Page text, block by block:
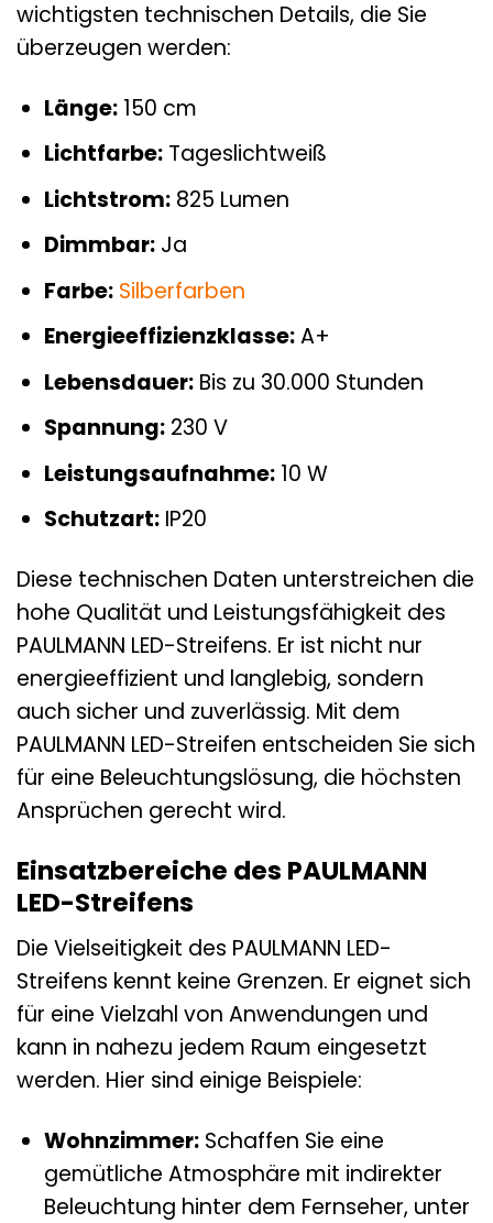
wichtigsten technischen Details, die Sie
überzeugen werden:
Länge:150 cm
Lichtfarbe:Tageslichtweiß
Lichtstrom:825 Lumen
Dimmbar:Ja
Farbe: Silberfarben
Energieeffizienzklasse:A+
Lebensdauer:Bis zu 30.000 Stunden
Spannung:230 V
Leistungsaufnahme:10 W
Schutzart:IP20
Diese technischen Daten unterstreichen die
hohe Qualität und Leistungsfähigkeit des
PAULMANN LED-Streifens. Er ist nicht nur
energieeffizient und langlebig, sondern
auch sicher und zuverlässig. Mit dem
PAULMANN LED-Streifen entscheiden Sie sich
für eine Beleuchtungslösung, die höchsten
Ansprüchen gerecht wird.
Einsatzbereiche des PAULMANN
LED-Streifens
Die Vielseitigkeit des PAULMANN LED-
Streifens kennt keine Grenzen. Er eignet sich
für eine Vielzahl von Anwendungen und
kann in nahezu jedem Raum eingesetzt
werden. Hier sind einige Beispiele:
Wohnzimmer:Schaffen Sie eine
gemütliche Atmosphäre mit indirekter
Beleuchtung hinter dem Fernseher, unter